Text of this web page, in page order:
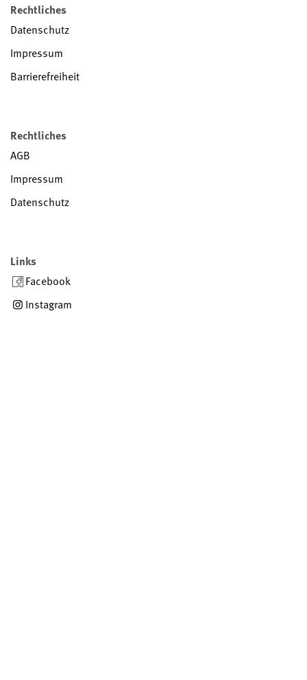
Rechtliches
Datenschutz
Impressum
Barrierefreiheit
Rechtliches
AGB
Impressum
Datenschutz
Links
Facebook
Instagram